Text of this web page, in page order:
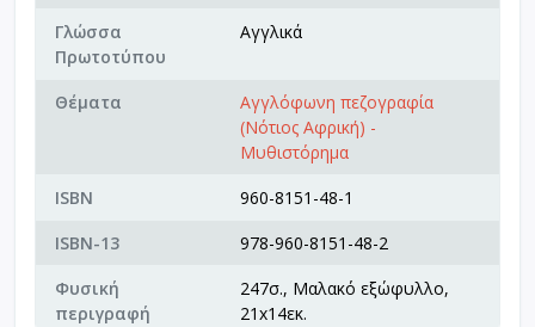
Γλώσσα
Πρωτοτύπου
Αγγλικά
Θέματα
Αγγλόφωνη πεζογραφία
(Νότιος Αφρική) -
Μυθιστόρημα
ISBN
960-8151-48-1
ISBN-13
978-960-8151-48-2
Φυσική
περιγραφή
247σ., Μαλακό εξώφυλλο,
21x14εκ.